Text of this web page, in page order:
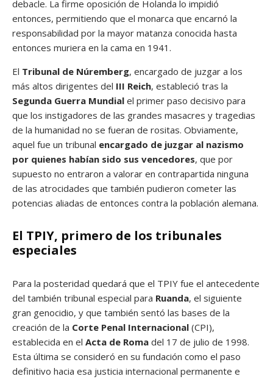
debacle. La firme oposición de Holanda lo impidió
entonces, permitiendo que el monarca que encarnó la
responsabilidad por la mayor matanza conocida hasta
entonces muriera en la cama en 1941.
El Tribunal de Núremberg, encargado de juzgar a los
más altos dirigentes del III Reich, estableció tras la
Segunda Guerra Mundial el primer paso decisivo para
que los instigadores de las grandes masacres y tragedias
de la humanidad no se fueran de rositas. Obviamente,
aquel fue un tribunal encargado de juzgar al nazismo
por quienes habían sido sus vencedores, que por
supuesto no entraron a valorar en contrapartida ninguna
de las atrocidades que también pudieron cometer las
potencias aliadas de entonces contra la población alemana.
El TPIY, primero de los tribunales
especiales
Para la posteridad quedará que el TPIY fue el antecedente
del también tribunal especial para Ruanda, el siguiente
gran genocidio, y que también sentó las bases de la
creación de la Corte Penal Internacional (CPI),
establecida en el Acta de Roma del 17 de julio de 1998.
Esta última se consideró en su fundación como el paso
definitivo hacia esa justicia internacional permanente e